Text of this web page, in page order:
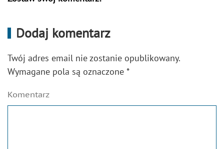
Dodaj komentarz
Twój adres email nie zostanie opublikowany.
Wymagane pola są oznaczone *
Komentarz